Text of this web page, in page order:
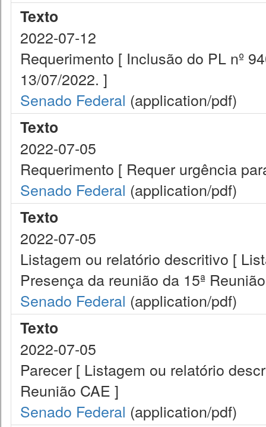
Texto
2022-07-12
Requerimento [ Inclusão do PL nº
13/07/2022. ]
Senado Federal (application/pdf)
Texto
2022-07-05
Requerimento [ Requer urgência
Senado Federal (application/pdf)
Texto
2022-07-05
Listagem ou relatório descritivo [
Presença da reunião da 15ª
Senado Federal (application/pdf)
Texto
2022-07-05
Parecer [ Listagem ou relatório
Reunião CAE ]
Senado Federal (application/pdf)